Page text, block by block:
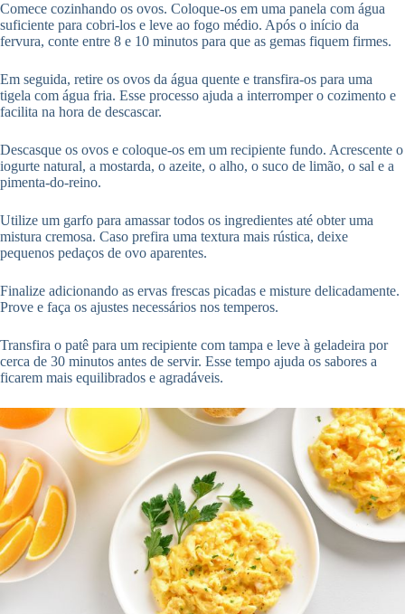
Comece cozinhando os ovos. Coloque-os em uma panela com água
suficiente para cobri-los e leve ao fogo médio. Após o início da
fervura, conte entre 8 e 10 minutos para que as gemas fiquem firmes.
Em seguida, retire os ovos da água quente e transfira-os para uma
tigela com água fria. Esse processo ajuda a interromper o cozimento e
facilita na hora de descascar.
Descasque os ovos e coloque-os em um recipiente fundo. Acrescente o
iogurte natural, a mostarda, o azeite, o alho, o suco de limão, o sal e a
pimenta-do-reino.
Utilize um garfo para amassar todos os ingredientes até obter uma
mistura cremosa. Caso prefira uma textura mais rústica, deixe
pequenos pedaços de ovo aparentes.
Finalize adicionando as ervas frescas picadas e misture delicadamente.
Prove e faça os ajustes necessários nos temperos.
Transfira o patê para um recipiente com tampa e leve à geladeira por
cerca de 30 minutos antes de servir. Esse tempo ajuda os sabores a
ficarem mais equilibrados e agradáveis.